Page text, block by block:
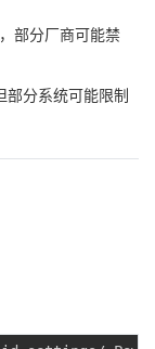
部分厂商可能禁
分系统可能限制